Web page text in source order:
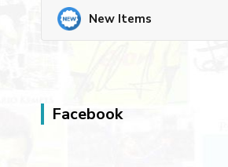
New Items
Facebook